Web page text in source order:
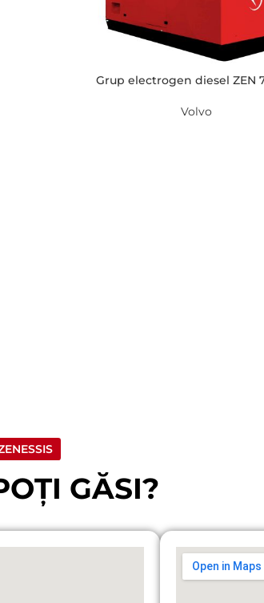
Grup electrogen diesel ZEN
Volvo
GĂSI?